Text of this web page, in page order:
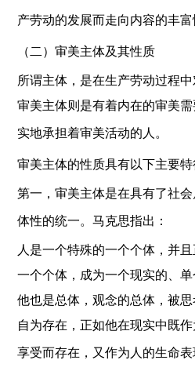
产劳动的发展而走向内容的丰富
（二）审美主体及其性质
所谓主体，是在生产劳动过程
审美主体则是有着内在的审美
实地承担着审美活动的人。
审美主体的性质具有以下主要特
第一，审美主体是在具有了社
体性的统一。马克思指出：
人是一个特殊的一个个体，并
一个个体，成为一个现实的、
他也是总体，观念的总体，被
自为存在，正如他在现实中既
享受而存在，又作为人的生命